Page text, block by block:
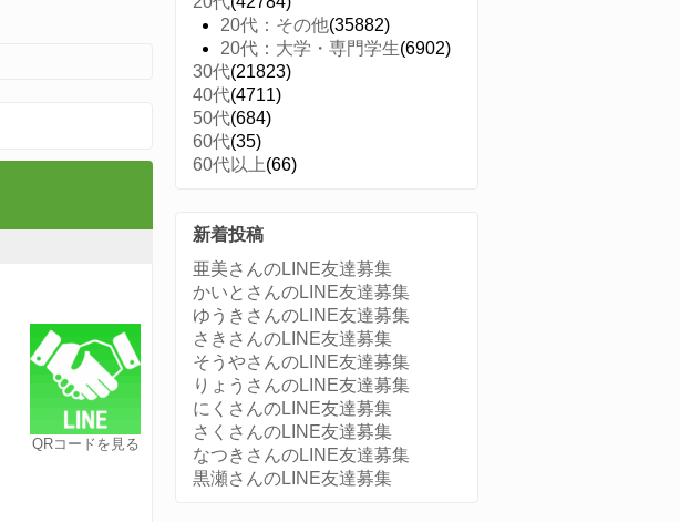
QRコードを見る
20代：その他(35882)
20代：大学・専門学生(6902)
30代(21823)
40代(4711)
50代(684)
60代(35)
60代以上(66)
新着投稿
亜美さんのLINE友達募集
かいとさんのLINE友達募集
ゆうきさんのLINE友達募集
さきさんのLINE友達募集
そうやさんのLINE友達募集
りょうさんのLINE友達募集
にくさんのLINE友達募集
さくさんのLINE友達募集
なつきさんのLINE友達募集
黒瀬さんのLINE友達募集